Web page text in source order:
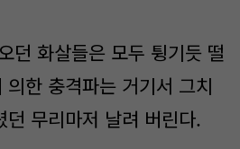
던 화살들은 모두 튕기듯 떨
한 충격파는 거기서 그치
무리마저 날려 버린다.